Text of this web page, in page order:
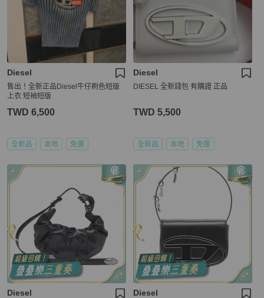
Diesel
售出！全新正品Diesel牛仔刷色短版
上衣 短袖短版
TWD 6,500
全新品 本地 免運
Diesel
DIESEL 全新錢包 有購證 正品
TWD 5,500
全新品 本地 免運
Diesel Diesel